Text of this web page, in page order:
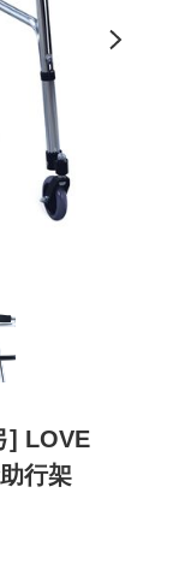
] LOVE
行架